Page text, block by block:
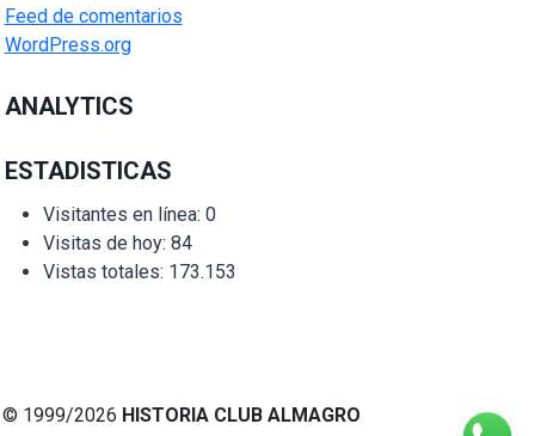
Feed de comentarios
WordPress.org
ANALYTICS
ESTADISTICAS
Visitantes en línea: 0
Visitas de hoy: 84
Vistas totales: 173.153
© 1999/2026 HISTORIA CLUB ALMAGRO